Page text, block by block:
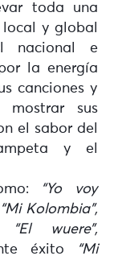
toda una
y global
nacional e
la energía
canciones y
mostrar sus
el sabor del
y el
“Yo voy
Kolombia”,
wuere”,
éxito
“Mi